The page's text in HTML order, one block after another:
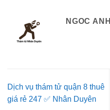
NGOC ANH
Dịch vụ thám tử quận 8 thuê
giá rẻ 247 ✅ Nhân Duyên